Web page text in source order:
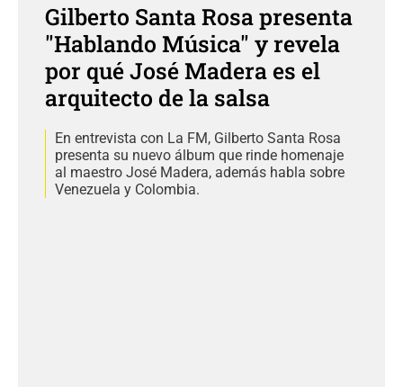
Gilberto Santa Rosa presenta
"Hablando Música" y revela
por qué José Madera es el
arquitecto de la salsa
En entrevista con La FM, Gilberto Santa Rosa
presenta su nuevo álbum que rinde homenaje
al maestro José Madera, además habla sobre
Venezuela y Colombia.